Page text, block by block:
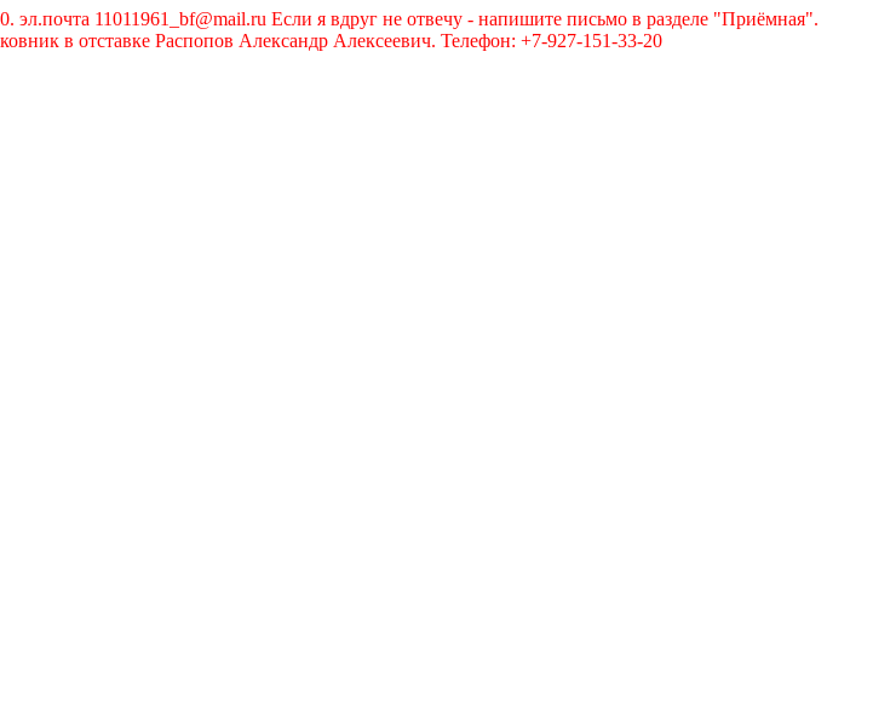
11011961_bf@mail.ru Если я вдруг не отвечу - напишите письмо в разделе "Приёмная".
в отставке Распопов Александр Алексеевич. Телефон: +7-927-151-33-20